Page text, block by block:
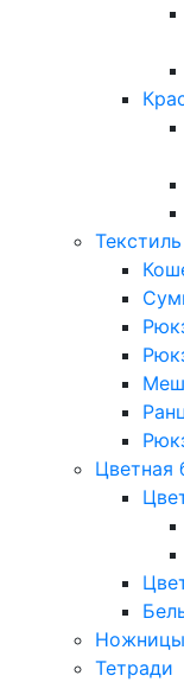
Текстиль
Цветная
Тетради